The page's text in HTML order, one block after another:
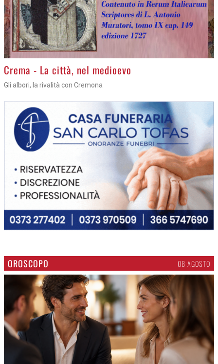
Crema - La città, nel medioevo
Gli albori, la rivalità con Cremona
OROSCOPO 08 AGOSTO